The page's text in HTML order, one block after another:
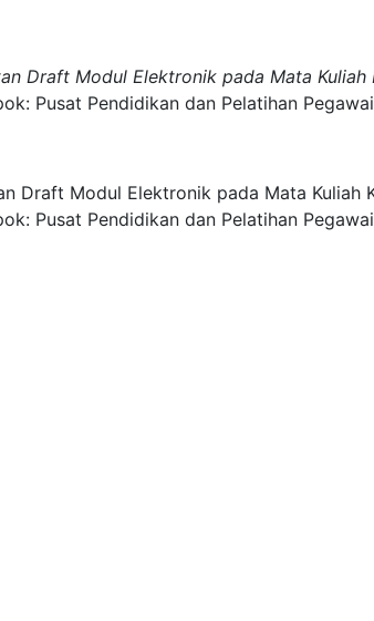
Draft Modul Elektronik pada Mata
Pusat Pendidikan dan Pelatihan
Draft Modul Elektronik pada Mata Kuliah
Pusat Pendidikan dan Pelatihan